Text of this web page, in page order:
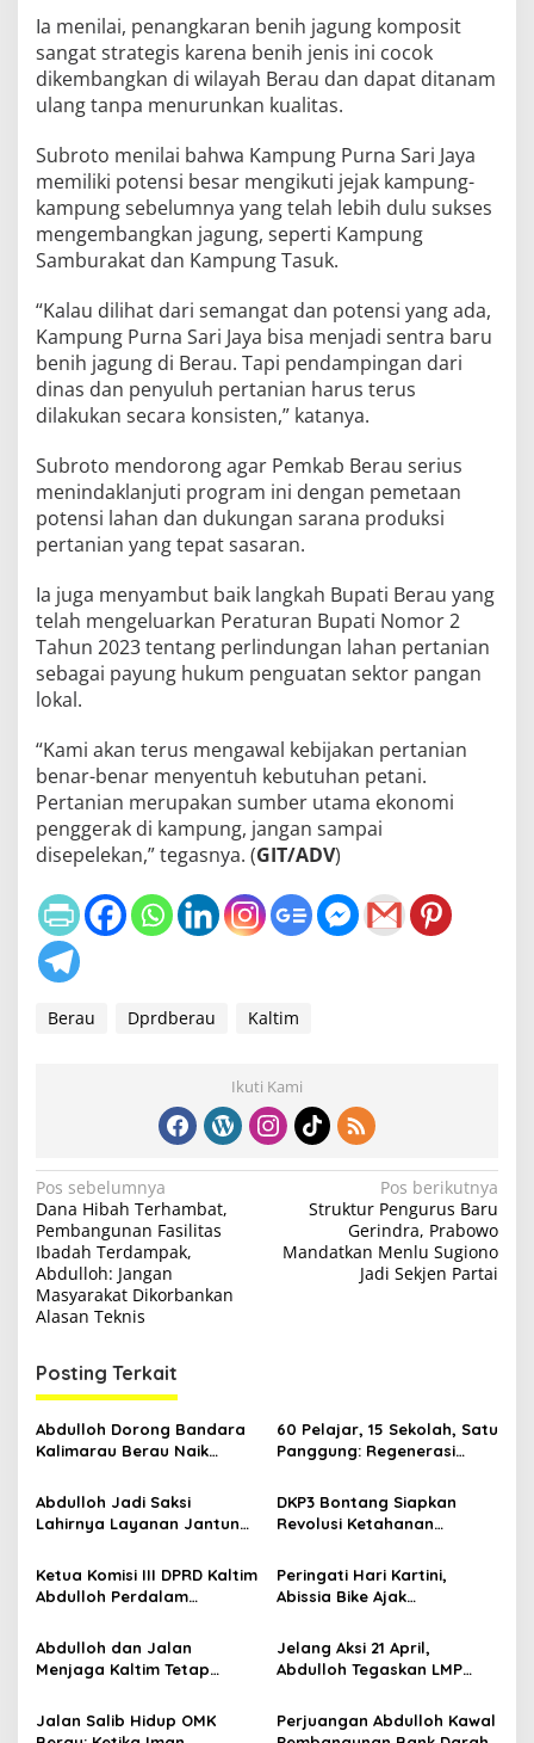
Ia menilai, penangkaran benih jagung komposit
sangat strategis karena benih jenis ini cocok
dikembangkan di wilayah Berau dan dapat ditanam
ulang tanpa menurunkan kualitas.
Subroto menilai bahwa Kampung Purna Sari Jaya
memiliki potensi besar mengikuti jejak kampung-
kampung sebelumnya yang telah lebih dulu sukses
mengembangkan jagung, seperti Kampung
Samburakat dan Kampung Tasuk.
“Kalau dilihat dari semangat dan potensi yang ada,
Kampung Purna Sari Jaya bisa menjadi sentra baru
benih jagung di Berau. Tapi pendampingan dari
dinas dan penyuluh pertanian harus terus
dilakukan secara konsisten,” katanya.
Subroto mendorong agar Pemkab Berau serius
menindaklanjuti program ini dengan pemetaan
potensi lahan dan dukungan sarana produksi
pertanian yang tepat sasaran.
Ia juga menyambut baik langkah Bupati Berau yang
telah mengeluarkan Peraturan Bupati Nomor 2
Tahun 2023 tentang perlindungan lahan pertanian
sebagai payung hukum penguatan sektor pangan
lokal.
“Kami akan terus mengawal kebijakan pertanian
benar-benar menyentuh kebutuhan petani.
Pertanian merupakan sumber utama ekonomi
penggerak di kampung, jangan sampai
disepelekan,” tegasnya. (GIT/ADV)
Berau Dprdberau Kaltim
Ikuti Kami
N
a
v
i
g
a
s
i
p
o
s
Pos sebelumnya
Dana Hibah Terhambat,
Pembangunan Fasilitas
Ibadah Terdampak,
Abdulloh: Jangan
Masyarakat Dikorbankan
Alasan Teknis
Pos berikutnya
Struktur Pengurus Baru
Gerindra, Prabowo
Mandatkan Menlu Sugiono
Jadi Sekjen Partai
Posting Terkait
Abdulloh Dorong Bandara
Kalimarau Berau Naik
Internasional Kaltim
60 Pelajar, 15 Sekolah, Satu
Panggung: Regenerasi
Jalannya
Abdulloh Jadi Saksi
Lahirnya Layanan Jantung
Jawaban Kebutuhan
Rakyat
DKP3 Bontang Siapkan
Revolusi Ketahanan
Smartani Jadi Senjata
Ketua Komisi III DPRD Kaltim
Abdulloh Perdalam
Bangku Doktoral
Peringati Hari Kartini,
Abissia Bike Ajak
Sambil Berkebaya
Abdulloh dan Jalan
Menjaga Kaltim Tetap
Gelombang Aksi 21 April
Jelang Aksi 21 April,
Abdulloh Tegaskan LMP
Kondusifitas Bersama TNI-
Polri
Jalan Salib Hidup OMK
Perjuangan Abdulloh Kawal